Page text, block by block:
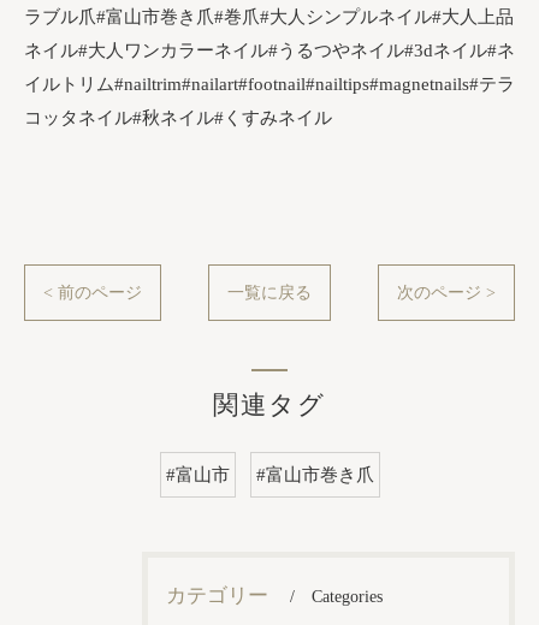
ラブル爪#富山市巻き爪#巻爪#大人シンプルネイル#大人上品
ネイル#大人ワンカラーネイル#うるつやネイル#3dネイル#ネ
イルトリム#nailtrim#nailart#footnail#nailtips#magnetnails#テラ
コッタネイル#秋ネイル#くすみネイル
< 前のページ 一覧に戻る 次のページ >
関連タグ
#富山市 #富山市巻き爪
カテゴリー Categories